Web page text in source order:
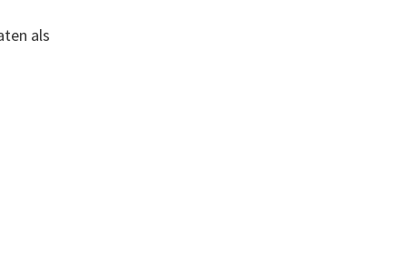
als